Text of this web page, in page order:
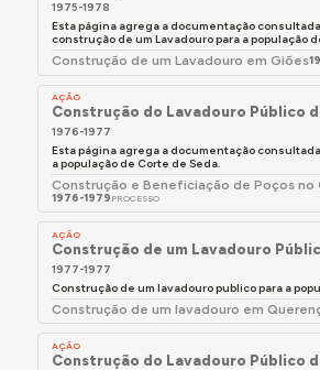
f) Comissão Administrativa das
para as Forças Armadas.
3 - Compete ao Secretário de
Ordenamento Físico, Recursos
Ambiente o despacho dos
a) Direção-Geral do
b) Direção-Geral dos Recursos e
Hidráulicos, que integra a
Aproveitamentos Hidráulicos e o
Recursos Hídricos;
c) Direção-Geral do Saneamento
d) Comissão Nacional do Ambiente;
1975-1978
Esta página agrega a documentação
construção de um Lavadouro para a população
Construção de um Lavadouro em Giões
AÇÃO
Construção do Lavadouro Público
1976-1977
Esta página agrega a documentação
a população de Corte de Seda.
Construção e Beneficiação de Poços
1976-1979 PROCESSO
AÇÃO
Construção de um Lavadouro
1977-1977
Construção de um lavadouro publico para a
Construção de um lavadouro em
AÇÃO
Construção do Lavadouro Público